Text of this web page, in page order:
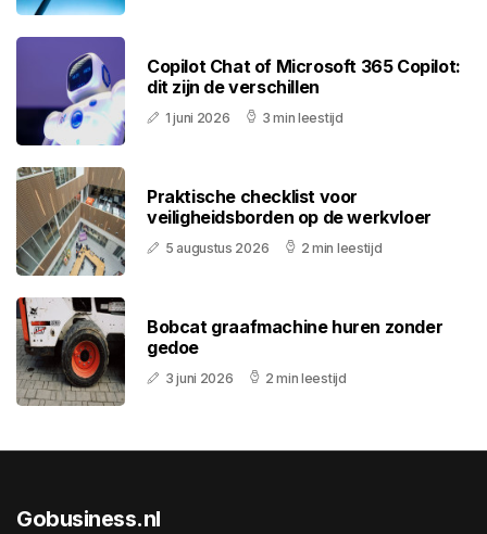
Copilot Chat of Microsoft 365 Copilot:
dit zijn de verschillen
1 juni 2026 3 min leestijd
Praktische checklist voor
veiligheidsborden op de werkvloer
5 augustus 2026 2 min leestijd
Bobcat graafmachine huren zonder
gedoe
3 juni 2026 2 min leestijd
Gobusiness.nl